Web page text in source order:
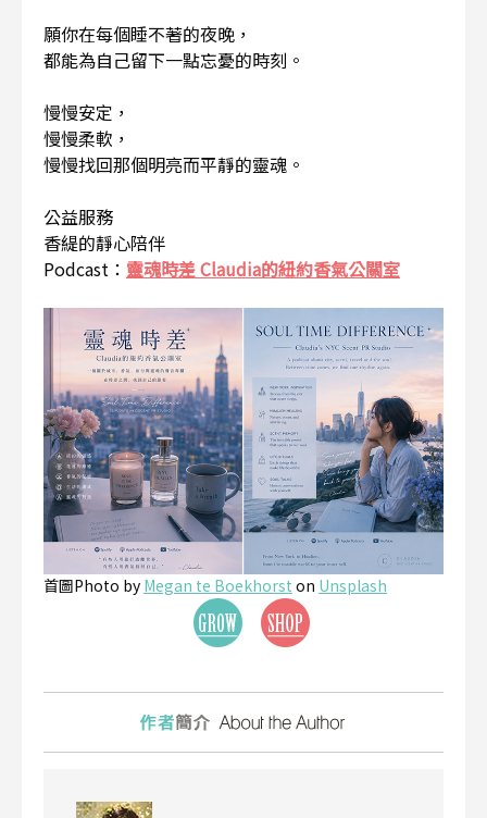
願你在每個睡不著的夜晚，
都能為自己留下一點忘憂的時刻。
慢慢安定，
慢慢柔軟，
慢慢找回那個明亮而平靜的靈魂。
公益服務
香緹的靜心陪伴
Podcast： 靈魂時差 Claudia的紐約香氣公關室
首圖Photo by Megan te Boekhorst on Unsplash